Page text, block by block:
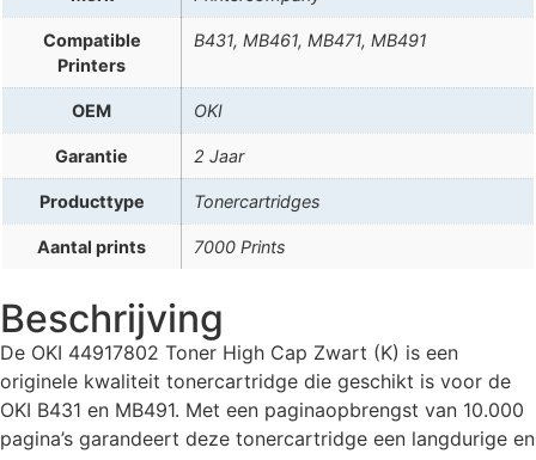
Compatible
Printers
B431, MB461, MB471, MB491
OEM OKI
Garantie 2 Jaar
Producttype Tonercartridges
Aantal prints 7000 Prints
Beschrijving
De OKI 44917802 Toner High Cap Zwart (K) is een
originele kwaliteit tonercartridge die geschikt is voor de
OKI B431 en MB491. Met een paginaopbrengst van 10.000
pagina’s garandeert deze tonercartridge een langdurige en